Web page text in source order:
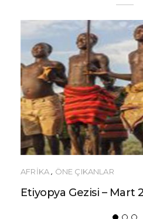
– Mart 2010